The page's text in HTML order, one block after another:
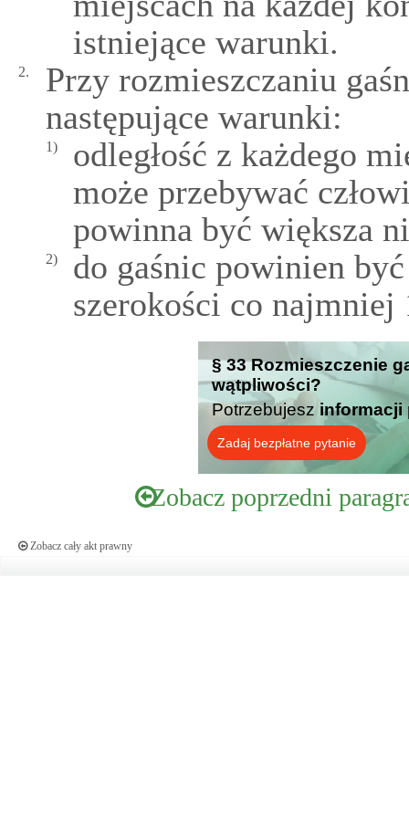
istniejące warunki.
2.
Przy rozmieszczaniu
następujące warunki:
1)
odległość z każdego
może przebywać
powinna być większa
2)
do gaśnic powinien
szerokości co najmniej
§ 33 Rozmieszczenie
wątpliwości?
Potrzebujesz informacji
Zadaj bezpłatne pytanie
Zobacz poprzedni
Zobacz cały akt prawny